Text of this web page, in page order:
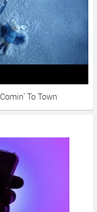
To Town